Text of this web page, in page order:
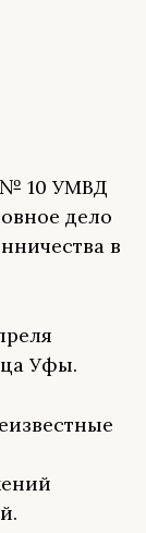
№ 10 УМВД
дело
в
Уфы.